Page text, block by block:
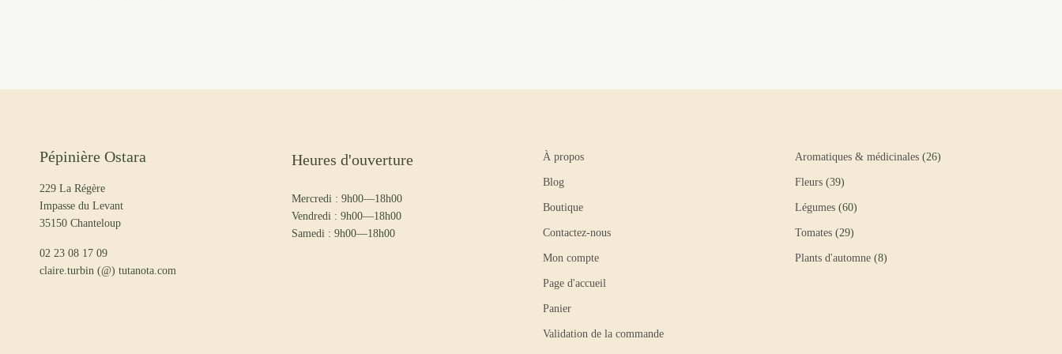
Pépinière Ostara
229 La Régère
Impasse du Levant
35150 Chanteloup
02 23 08 17 09
claire.turbin (@) tutanota.com
Heures d'ouverture
Mercredi : 9h00—18h00
Vendredi : 9h00—18h00
Samedi : 9h00—18h00
À propos
Blog
Boutique
Contactez-nous
Mon compte
Page d'accueil
Panier
Validation de la commande
Aromatiques & médicinales 26
Fleurs 39
Légumes 60
Tomates 29
Plants d'automne 8